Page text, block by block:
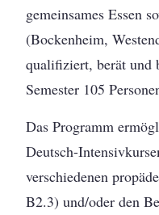
gemeinsames Essen
(Bockenheim,
qualifiziert, berät und
Semester 105
Das Programm
Deutsch-
verschiedenen
B2.3) und/oder den